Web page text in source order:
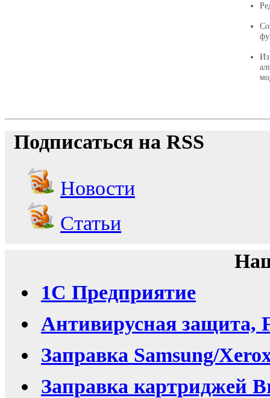
Подписаться на RSS
Новости
Статьи
1С Предприятие
Антивирусная защита,
Заправка Samsung/
Заправка картриджей